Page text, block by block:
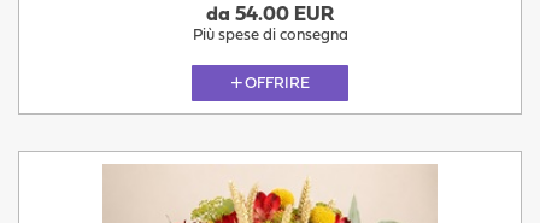
da 54.00 EUR
Più spese di consegna
OFFRIRE